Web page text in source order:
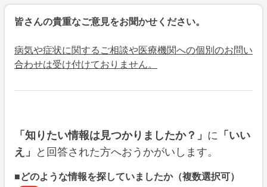
皆さんの貴重なご意見をお聞かせください。
病気や症状に関するご相談や医療機関への個別のお問い
合わせは受け付けておりません。
「知りたい情報は見つかりましたか？」 に 「いい
え」 と回答された方へおうかがいします。
■どのような情報を探していましたか（複数選択可）